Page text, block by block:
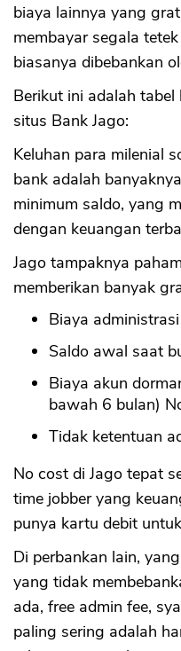
biaya lainnya yang
membayar segala
biasanya dibebankan
Berikut ini adalah
situs Bank Jago:
Keluhan para milenial
bank adalah
minimum saldo, yang
dengan keuangan
Jago tampaknya
memberikan banyak
Biaya
Saldo awal saat
Biaya akun
bawah 6 bulan)
Tidak ketentuan
No cost di Jago tepat
time jobber yang
punya kartu debit
Di perbankan lain,
yang tidak
ada, free admin fee,
paling sering adalah